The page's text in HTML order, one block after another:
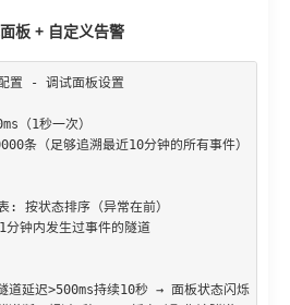
板 + 自定义告警
置 - 调试面板设置
（1秒一次）
条（足够追溯最近10分钟的所有事件）
: 按状态排序（异常在前）
钟内发生过事件的隧道
道延迟>500ms持续10秒 → 面板状态闪烁 + 声